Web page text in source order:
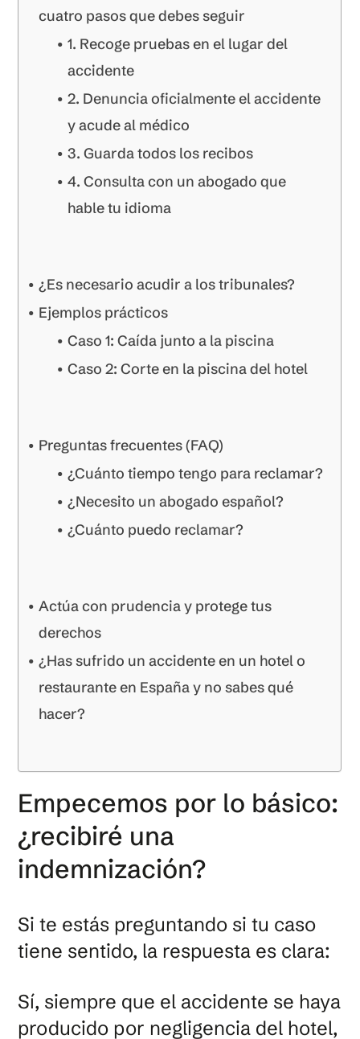
cuatro pasos que debes seguir
1. Recoge pruebas en el lugar del
accidente
2. Denuncia oficialmente el accidente
y acude al médico
3. Guarda todos los recibos
4. Consulta con un abogado que
hable tu idioma
¿Es necesario acudir a los tribunales?
Ejemplos prácticos
Caso 1: Caída junto a la piscina
Caso 2: Corte en la piscina del hotel
Preguntas frecuentes (FAQ)
¿Cuánto tiempo tengo para reclamar?
¿Necesito un abogado español?
¿Cuánto puedo reclamar?
Actúa con prudencia y protege tus
derechos
¿Has sufrido un accidente en un hotel o
restaurante en España y no sabes qué
hacer?
Empecemos por lo básico:
¿recibiré una
indemnización?
Si te estás preguntando si tu caso
tiene sentido, la respuesta es clara:
Sí, siempre que el accidente se haya
producido por negligencia del hotel,